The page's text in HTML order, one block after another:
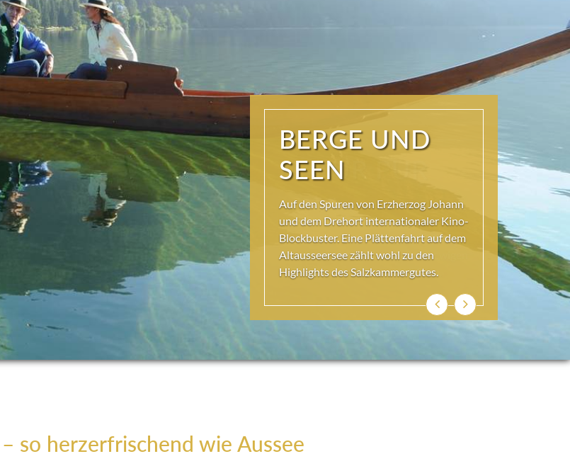
NATUR PUR
Seit jeher schöpfen Menschen im
Ausseerland neue Kraft und viel
Inspiration. Das Wirkungsvermögen
kommt aus der Natur und ihren ewigen
Gestalten – den Bergen und Seen.
ZurückWeiter
so herzerfrischend wie Aussee